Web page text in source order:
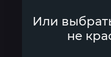
Или
не